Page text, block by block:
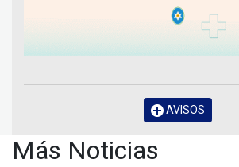
AVISOS
Más Noticias